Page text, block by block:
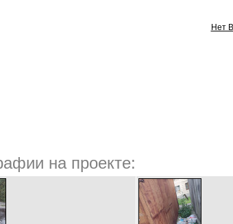
Нет
на проекте: